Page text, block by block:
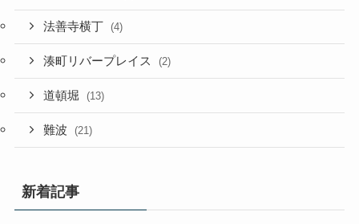
法善寺横丁 (4)
湊町リバープレイス (2)
道頓堀 (13)
難波 (21)
新着記事